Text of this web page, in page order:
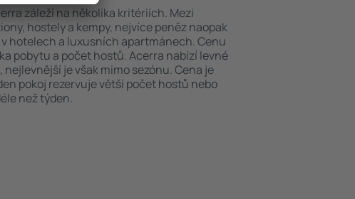
záleží na několika kritériích. Mezi
hostely a kempy, nejvíce peněz naopak
hotelech a luxusních apartmánech. Cenu
pobytu a počet hostů. Acerra nabízí levné
je však mimo sezónu. Cena je
pokoj rezervuje větší počet hostů nebo
než týden.